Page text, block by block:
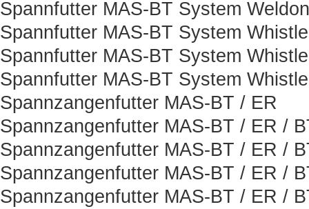
Spannfutter MAS-BT System
Spannfutter MAS-BT System
Spannfutter MAS-BT System
Spannfutter MAS-BT System
Spannzangenfutter MAS-BT / ER
Spannzangenfutter MAS-BT / ER /
Spannzangenfutter MAS-BT / ER /
Spannzangenfutter MAS-BT / ER /
Spannzangenfutter MAS-BT / ER /